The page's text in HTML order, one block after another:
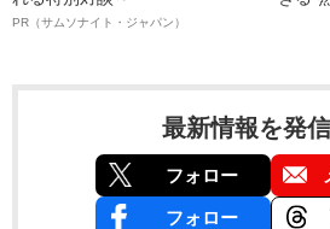
PR（サムソナイト・ジャパン）
最新情報を発信
フォロー
フォロー